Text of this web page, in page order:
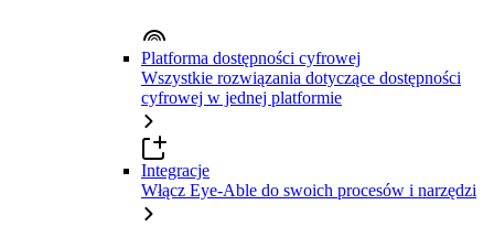
Platforma dostępności cyfrowej
Wszystkie rozwiązania dotyczące dostępności
cyfrowej w jednej platformie
Integracje
Włącz Eye-Able do swoich procesów i narzędzi